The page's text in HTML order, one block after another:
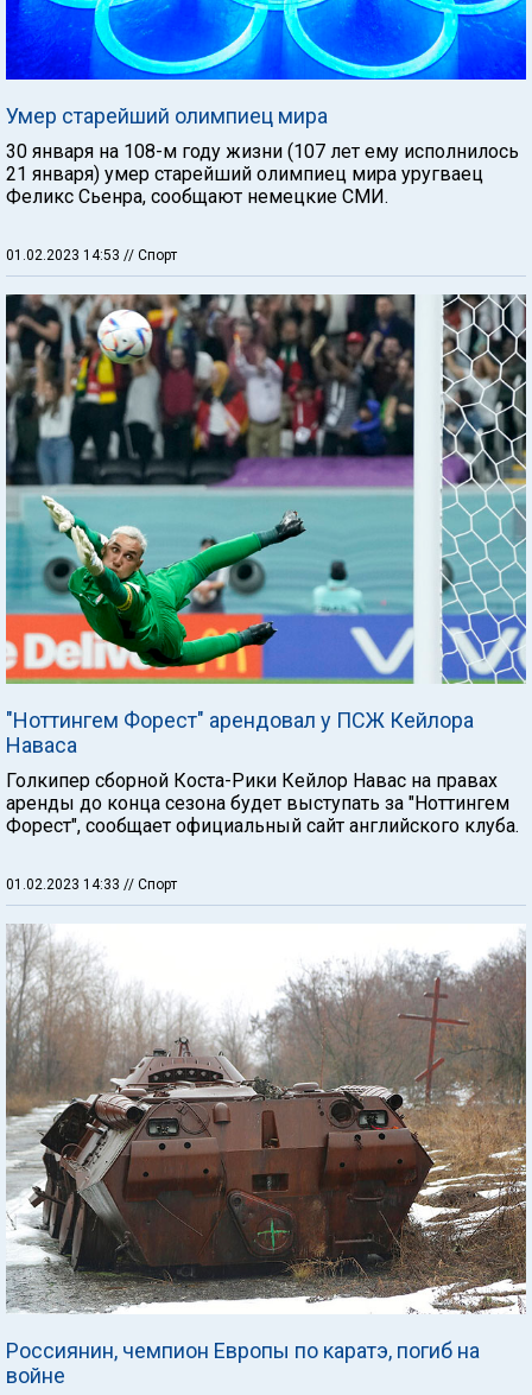
Умер старейший олимпиец мира
30 января на 108-м году жизни (107 лет ему исполнилось
21 января) умер старейший олимпиец мира уругваец
Феликс Сьенра, сообщают немецкие СМИ.
01.02.2023 14:53 // Спорт
"Ноттингем Форест" арендовал у ПСЖ Кейлора
Наваса
Голкипер сборной Коста-Рики Кейлор Навас на правах
аренды до конца сезона будет выступать за "Ноттингем
Форест", сообщает официальный сайт английского клуба.
01.02.2023 14:33 // Спорт
Россиянин, чемпион Европы по каратэ, погиб на
войне